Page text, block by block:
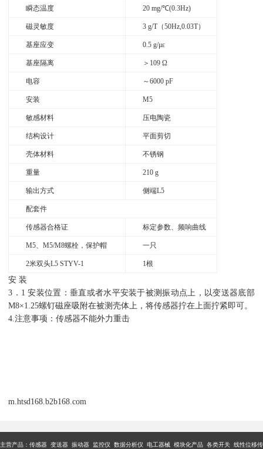
瞬态温度 20 mg/℃(0.3Hz)
磁灵敏度 3 g/T（50Hz,0.03T）
基座应变 0.5 g/με
基座隔离 ＞109 Ω
电容 ～6000 pF
安装 M5
敏感材料 压电陶瓷
结构设计 平面剪切
壳体材料 不锈钢
重量 210 g
输出方式 侧端L5
配套件
传感器合格证 标定参数、频响曲线
M5、M5/M8螺栓，保护帽 一只
2米双头L5 STYV-1 1根
安 装
3．1 安装位置：垂直或者水平安装于被测振动点上，以变送器底部
M8×1.25螺钉磁座吸附在被测壳体上，将传感器拧在上面拧紧即可。
4.注意事项：传感器不能外力重击
m.htsd168.b2b168.com
主营产品：传感器 变送器 振动器 监控仪 数据分析仪 电工器械 模块化产品 各类开关 线性位移传